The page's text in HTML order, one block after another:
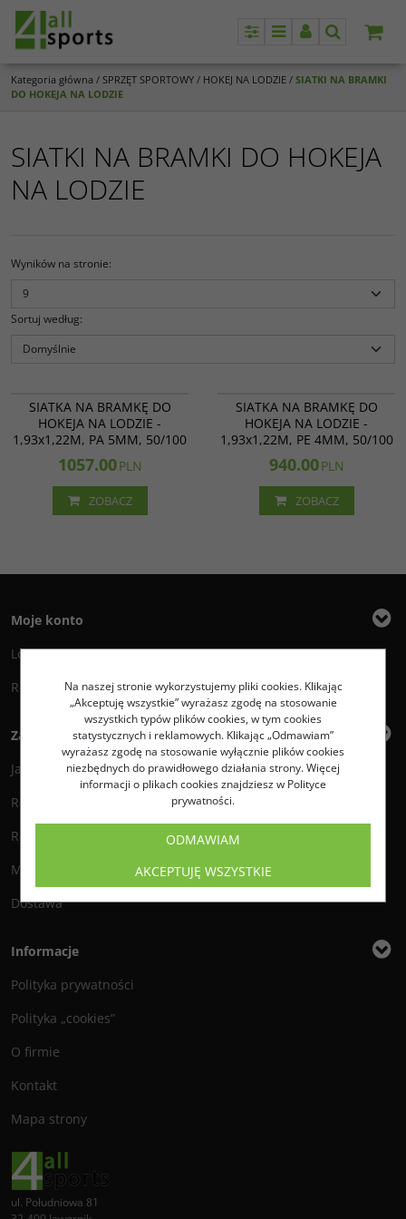
PanelMenuPanelSzukaj
Kategoria główna / SPRZĘT SPORTOWY / HOKEJ NA LODZIE / SIATKI NA BRAMKI
DO HOKEJA NA LODZIE
SIATKI NA BRAMKI DO HOKEJA
NA LODZIE
Wyników na stronie:
Sortuj według:
SIATKA NA BRAMKĘ DO
HOKEJA NA LODZIE -
1,93x1,22M, PA 5MM, 50/100
1057.00PLN
ZOBACZ
SIATKA NA BRAMKĘ DO
HOKEJA NA LODZIE -
1,93x1,22M, PE 4MM, 50/100
940.00PLN
ZOBACZ
Moje konto
Logowanie
Rejestracja
Zakupy
Jak zamawiać?
Regulamin
Reklamacje i zwroty
Metody płatności
Dostawa
Informacje
Polityka prywatności
Polityka „cookies”
O firmie
Kontakt
Mapa strony
ul. Południowa 81
Na naszej stronie wykorzystujemy pliki cookies. Klikając
„Akceptuję wszystkie” wyrażasz zgodę na stosowanie
wszystkich typów plików cookies, w tym cookies
statystycznych i reklamowych. Klikając „Odmawiam”
wyrażasz zgodę na stosowanie wyłącznie plików cookies
niezbędnych do prawidłowego działania strony. Więcej
informacji o plikach cookies znajdziesz w Polityce
prywatności.
ODMAWIAM
AKCEPTUJĘ WSZYSTKIE